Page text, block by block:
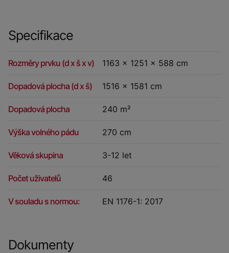
Specifikace
Rozměry prvku (d x š x v) 1163 x 1251 x 588 cm
Dopadová plocha (d x š) 1516 x 1581 cm
Dopadová plocha 240 m²
Výška volného pádu 270 cm
Věková skupina 3-12 let
Počet uživatelů 46
V souladu s normou: EN 1176-1: 2017
Dokumenty